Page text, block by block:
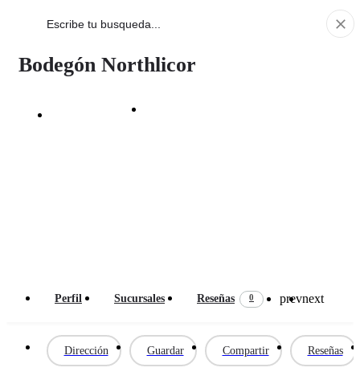
Bodegón Northlicor
Perfil Sucursales Reseñas 0 prevnext
Dirección Guardar Compartir Reseñas